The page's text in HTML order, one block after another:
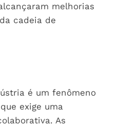
melhorias
cadeia de
é um fenômeno
exige uma
As